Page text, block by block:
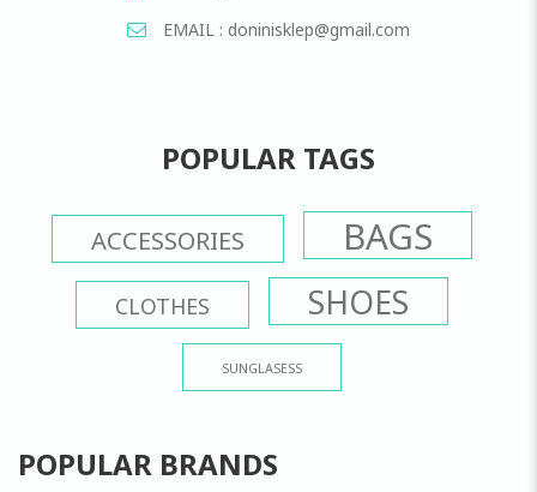
EMAIL : doninisklep@gmail.com
POPULAR TAGS
ACCESSORIES BAGS
CLOTHES SHOES
SUNGLASESS
POPULAR BRANDS